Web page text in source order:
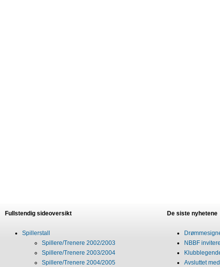
Fullstendig sideoversikt
Spillerstall
Spillere/Trenere 2002/2003
Spillere/Trenere 2003/2004
Spillere/Trenere 2004/2005
De siste nyhetene
NBBF
Avsluttet